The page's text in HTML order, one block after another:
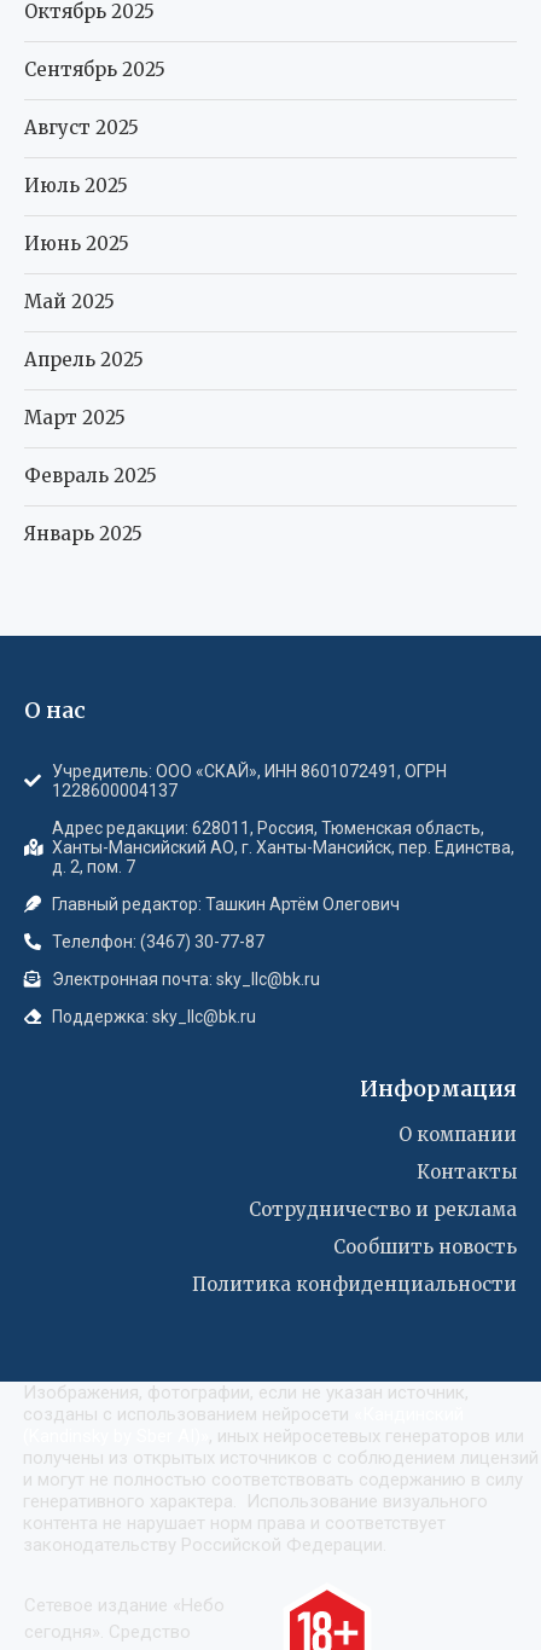
Октябрь 2025
Сентябрь 2025
Август 2025
Июль 2025
Июнь 2025
Май 2025
Апрель 2025
Март 2025
Февраль 2025
Январь 2025
О нас
Учредитель: ООО «СКАЙ», ИНН 8601072491, ОГРН
1228600004137
Адрес редакции: 628011, Россия, Тюменская область,
Ханты-Мансийский АО, г. Ханты-Мансийск, пер. Единства,
д. 2, пом. 7
Главный редактор: Ташкин Артём Олегович
Телелфон: (3467) 30-77-87
Электронная почта: sky_llc@bk.ru
Поддержка: sky_llc@bk.ru
Информация
О компании
Контакты
Сотрудничество и реклама
Сообшить новость
Политика конфиденциальности
Изображения, фотографии, если не указан источник,
созданы с использованием нейросети
, иных нейросетевых генераторов или
получены из открытых источников с соблюдением лицензий
и могут не полностью соответствовать содержанию в силу
генеративного характера. Использование визуального
контента не нарушает норм права и соответствует
законодательству Российской Федерации.
Сетевое издание «Небо
сегодня». Средство